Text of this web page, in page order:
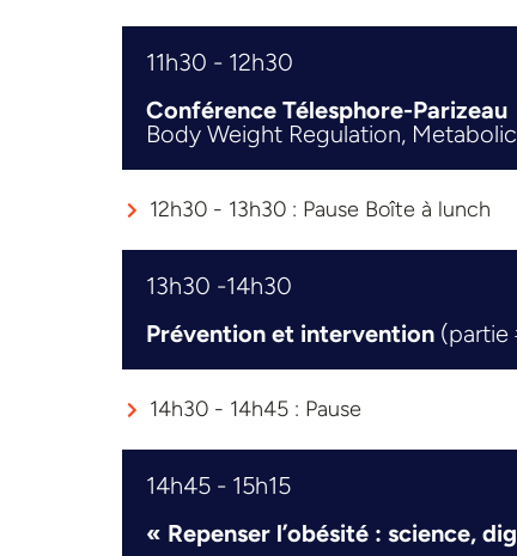
11h30 - 12h30
Conférence Télesphore-Parizeau
Body Weight Regulation,
12h30 - 13h30 : Pause Boîte à lunch
13h30 -14h30
Prévention et intervention (partie
14h30 - 14h45 : Pause
14h45 - 15h15
« Repenser l’obésité : science,